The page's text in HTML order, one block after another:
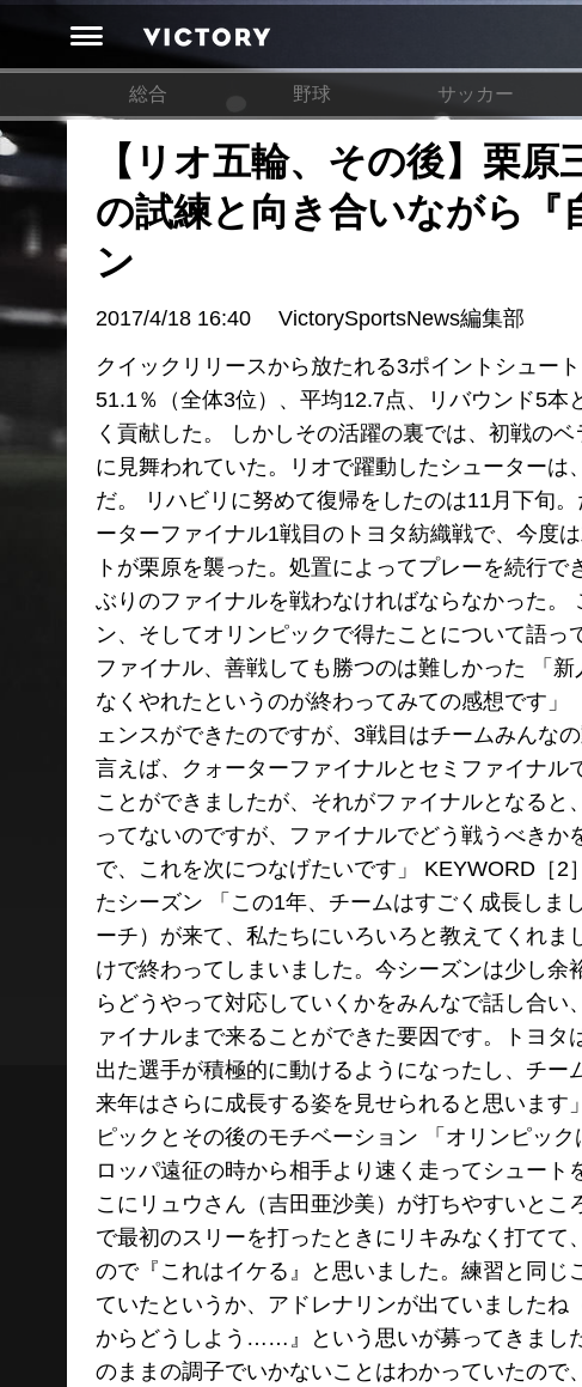
総合 野球 サッカー
【リオ五輪、その後】栗
の試練と向き合いながら
ン
2017/4/18 16:40
VictorySportsNews編集部
クイックリリースから放たれる3ポイントシュー
51.1％（全体3位）、平均12.7点、リバウンド5
く貢献した。 しかしその活躍の裏では、初戦の
に見舞われていた。リオで躍動したシューター
だ。 リハビリに努めて復帰をしたのは11月下旬
ーターファイナル1戦目のトヨタ紡織戦で、今度
トが栗原を襲った。処置によってプレーを続行
ぶりのファイナルを戦わなければならなかった
ン、そしてオリンピックで得たことについて語
ファイナル、善戦しても勝つのは難しかった 「
なくやれたというのが終わってみての感想です
ェンスができたのですが、3戦目はチームみんな
言えば、クォーターファイナルとセミファイナル
ことができましたが、それがファイナルとなる
ってないのですが、ファイナルでどう戦うべき
で、これを次につなげたいです」 KEYWORD［
たシーズン 「この1年、チームはすごく成長しま
ーチ）が来て、私たちにいろいろと教えてくれ
けで終わってしまいました。今シーズンは少し
らどうやって対応していくかをみんなで話し合
ァイナルまで来ることができた要因です。トヨ
出た選手が積極的に動けるようになったし、チー
来年はさらに成長する姿を見せられると思いま
ピックとその後のモチベーション 「オリンピッ
ロッパ遠征の時から相手より速く走ってシュー
こにリュウさん（吉田亜沙美）が打ちやすいと
で最初のスリーを打ったときにリキみなく打て
ので『これはイケる』と思いました。練習と同
ていたというか、アドレナリンが出ていました
からどうしよう……』という思いが募ってきまし
のままの調子でいかないことはわかっていたの